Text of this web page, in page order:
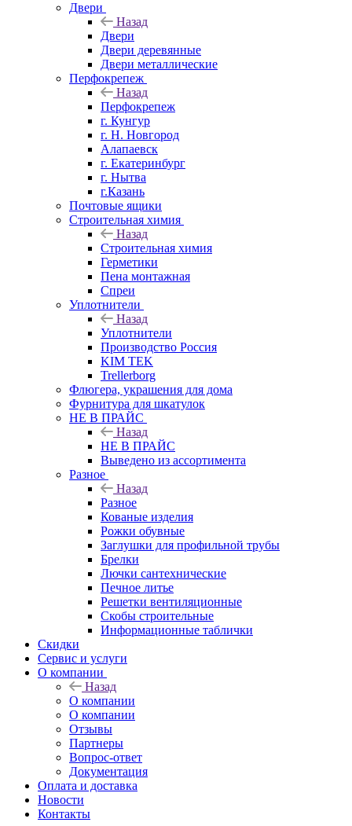
Двери
Назад
Двери
Двери деревянные
Двери металлические
Перфокрепеж
Назад
Перфокрепеж
г. Кунгур
г. Н. Новгород
Алапаевск
г. Екатеринбург
г. Нытва
г.Казань
Почтовые ящики
Строительная химия
Назад
Строительная химия
Герметики
Пена монтажная
Спреи
Уплотнители
Назад
Уплотнители
Производство Россия
KIM TEK
Trellerborg
Флюгера, украшения для дома
Фурнитура для шкатулок
НЕ В ПРАЙС
Назад
НЕ В ПРАЙС
Выведено из ассортимента
Разное
Назад
Разное
Кованые изделия
Рожки обувные
Заглушки для профильной трубы
Брелки
Лючки сантехнические
Печное литье
Решетки вентиляционные
Скобы строительные
Информационные таблички
Скидки
Сервис и услуги
О компании
Назад
О компании
О компании
Отзывы
Партнеры
Вопрос-ответ
Документация
Оплата и доставка
Новости
Контакты